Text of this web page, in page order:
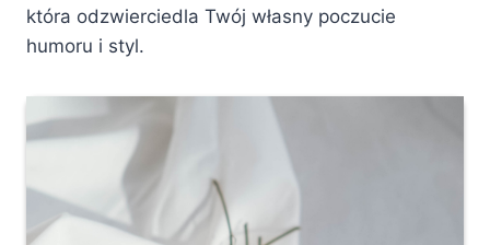
która odzwierciedla Twój własny poczucie
humoru i styl.